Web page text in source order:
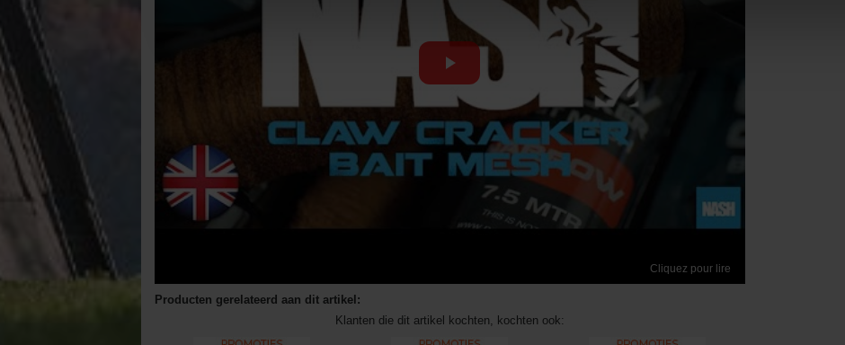
Cliquez pour lire
Producten gerelateerd aan dit artikel:
Klanten die dit artikel kochten, kochten ook: